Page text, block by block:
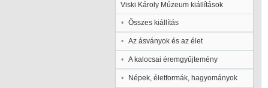
Viski Károly Múzeum kiállítások
Összes kiállítás
Az ásványok és az élet
A kalocsai éremgyűjtemény
Népek, életformák, hagyományok